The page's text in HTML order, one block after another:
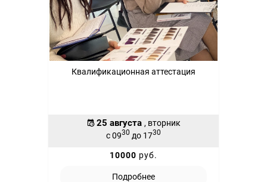
Квалификационная аттестация
25 августа , вторник
с 0930 до 1730
10000 руб.
Подробнее